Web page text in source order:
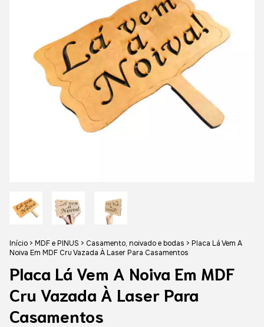
Início > MDF e PINUS > Casamento, noivado e bodas > Placa Lá Vem A
Noiva Em MDF Cru Vazada À Laser Para Casamentos
Placa Lá Vem A Noiva Em MDF
Cru Vazada À Laser Para
Casamentos